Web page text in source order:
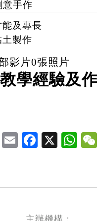
意手作
能及專長
土製作
影片0張照片
教學經驗及
EmailFacebook
X